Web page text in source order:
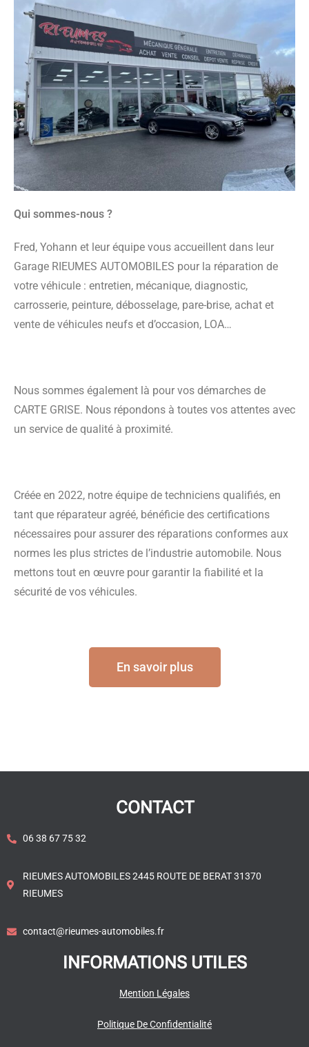
Qui sommes-nous ?
Fred, Yohann et leur équipe vous accueillent dans leur
Garage RIEUMES AUTOMOBILES pour la réparation de
votre véhicule : entretien, mécanique, diagnostic,
carrosserie, peinture, débosselage, pare-brise, achat et
vente de véhicules neufs et d’occasion, LOA…
Nous sommes également là pour vos démarches de
CARTE GRISE. Nous répondons à toutes vos attentes avec
un service de qualité à proximité.
Créée en 2022, notre équipe de techniciens qualifiés, en
tant que réparateur agréé, bénéficie des certifications
nécessaires pour assurer des réparations conformes aux
normes les plus strictes de l’industrie automobile. Nous
mettons tout en œuvre pour garantir la fiabilité et la
sécurité de vos véhicules.
En savoir plus
CONTACT
06 38 67 75 32
RIEUMES AUTOMOBILES 2445 ROUTE DE BERAT 31370
RIEUMES
contact@rieumes-automobiles.fr
INFORMATIONS UTILES
Mention Légales
Politique De Confidentialité